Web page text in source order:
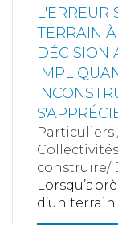
L'ERREUR
TERRAIN
DÉCISION
Particuliers
Collectivités
construire/
d’un